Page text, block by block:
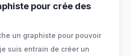
pour crée des
un graphiste pour pouvoir
suis entrain de créer un